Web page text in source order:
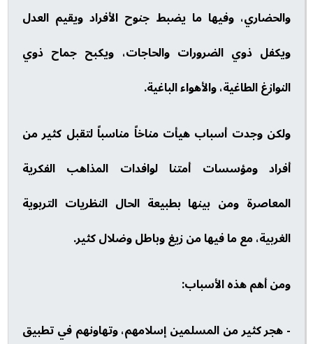
والحضاري، وفيها ما يضبط جنوح الأفراد ويقيم العدل
ويكفل ذوي الضرورات والحاجات، ويكبح جماح ذوي
النوازغ الطاغية، والأهواء الباغية.
ولكن وجدت أسباب هيأت مناخاً مناسباً لتقبل كثير من
أفراد ومؤسسات أمتنا لوافدات المذاهب الفكرية
المعاصرة ومن بينها بطبيعة الحال النظريات التربوية
الغربية، مع ما فيها من زيغ وباطل وضلال كثير.
ومن أهم هذه الأسباب:
- هجر كثير من المسلمين إسلامهم، وتهاونهم في تطبيق